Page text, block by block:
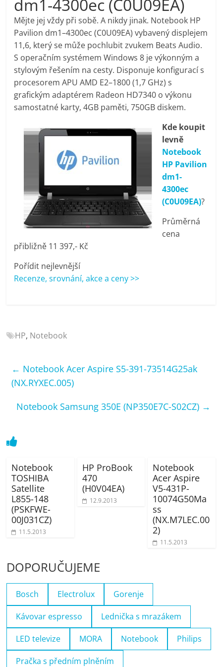
pračky,
televize,
notebooky,
mobilní
telefony,
kávovary,
bazény
Nejlepší
elektronika
porovnání
Elektro
OK,
recenze,
pračky,
kávovary,
dm1-4300ec (C0U09EA)
Mějte jej vždy při sobě. A nikdy jinak. Notebook HP
Pavilion dm1–4300ec (C0U09EA) vybavený displejem
11,6, který se může pochlubit zvukem Beats Audio.
S operačním systémem Windows 8 je výkonným a
stylovým řešením na cesty. Disponuje konfigurací s
procesorem APU AMD E2–1800 (1,7 GHz) s
grafickým adaptérem Radeon HD7340 o výkonu
samostatné karty, 4GB paměti, 750GB diskem.
Kde koupit
levně
Notebook
HP Pavilion
dm1-
4300ec
(C0U09EA)?
Průměrná
cena
přibližně 11 397,- Kč
Pořídit nejlevnější
Recenze, srovnání, akce a ceny >>
HP, Notebook
← Notebook Acer Aspire S5-391-73514G25ak
(NX.RYXEC.005)
Notebook Samsung 350E (NP350E7C-S02CZ) →
Notebook
TOSHIBA
Satellite
L855-148
(PSKFWE-
00J031CZ)
11.5.2013
HP ProBook
470
(H0V04EA)
12.9.2013
Notebook
Acer Aspire
V5-431P-
10074G50Ma
ss
(NX.M7LEC.00
2)
11.5.2013
DOPORUČUJEME
Bosch Electrolux Gorenje
Kávovar espresso Lednička s mrazákem
LED televize MORA Notebook Philips
Pračka s předním plněním